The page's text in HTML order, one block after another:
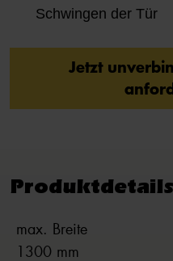
Schwingen der Tür
Jetzt
Produktdetails
max. Breite
1300 mm